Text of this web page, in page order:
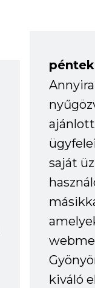
saját
kiváló